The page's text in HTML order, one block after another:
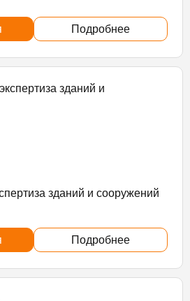
Подробнее
зданий и сооружений
Подробнее